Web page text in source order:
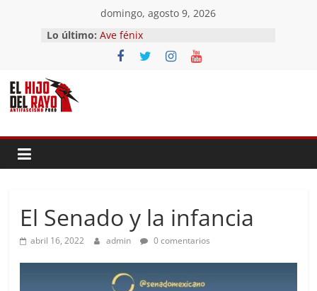
contenido
domingo, agosto 9, 2026
Lo último: Ave fénix
¿Dios no existe?
First Time
El Senado y la infancia
abril 16, 2022 admin 0 comentarios